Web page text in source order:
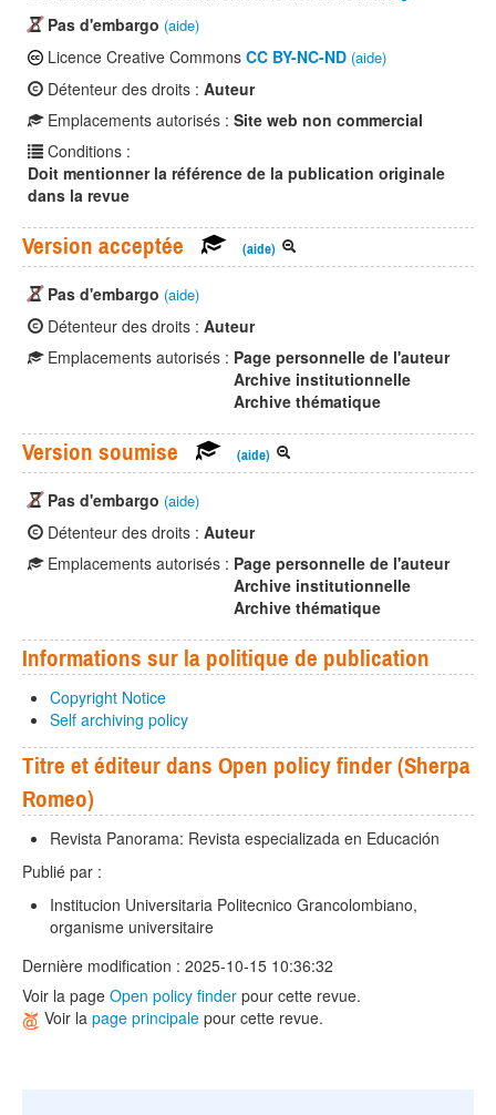
Pas d'embargo (aide)
Licence Creative Commons CC BY-NC-ND (aide)
Détenteur des droits : Auteur
Emplacements autorisés : Site web non commercial
Conditions :
Doit mentionner la référence de la publication originale
dans la revue
Version acceptée (aide)
Pas d'embargo (aide)
Détenteur des droits : Auteur
Emplacements autorisés : Page personnelle de l'auteur
Archive institutionnelle
Archive thématique
Version soumise (aide)
Pas d'embargo (aide)
Détenteur des droits : Auteur
Emplacements autorisés : Page personnelle de l'auteur
Archive institutionnelle
Archive thématique
Informations sur la politique de publication
Copyright Notice
Self archiving policy
Titre et éditeur dans Open policy finder (Sherpa
Romeo)
Revista Panorama: Revista especializada en Educación
Publié par :
Institucion Universitaria Politecnico Grancolombiano,
organisme universitaire
Dernière modification : 2025-10-15 10:36:32
Voir la page Open policy finder pour cette revue.
Voir la page principale pour cette revue.